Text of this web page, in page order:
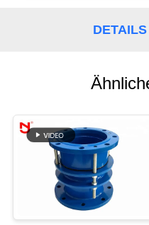
NACHRICHTEN
FORDERN
ZITAT
SITEMAP